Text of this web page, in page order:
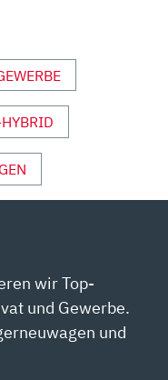
wir Top-
und Gewerbe.
und